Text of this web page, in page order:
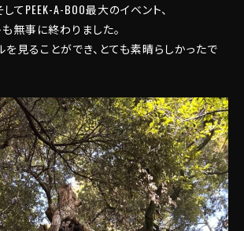
てPEEK-A-BOO最大のイベント、
無事に終わりました。
見ることができ、とても素晴らしかったで